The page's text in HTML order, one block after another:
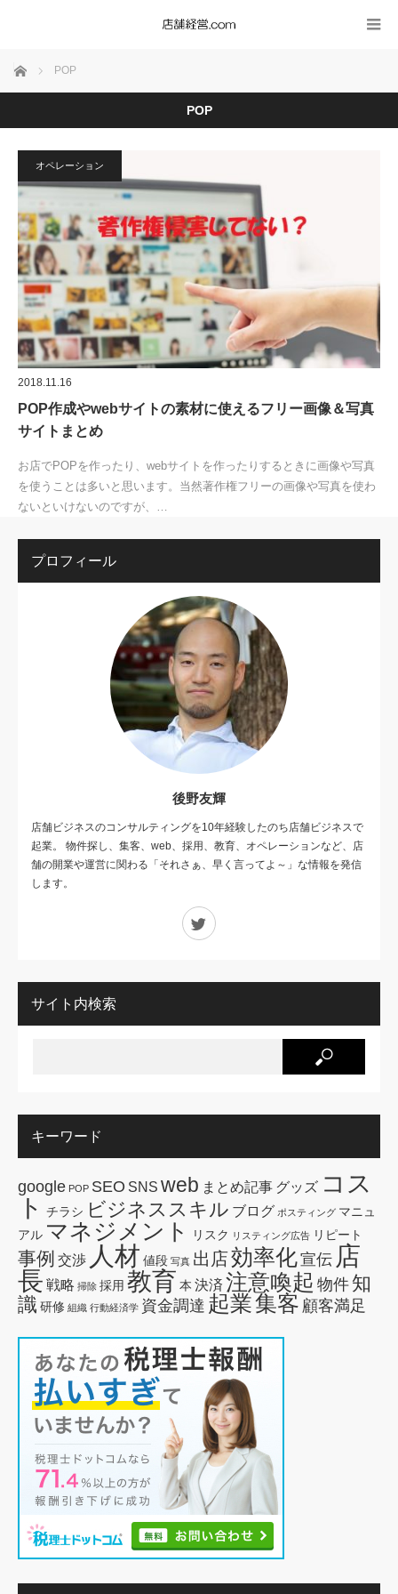
ホーム POP
POP
オペレーション
2018.11.16
POP作成やwebサイトの素材に使えるフリー画像＆写真
サイトまとめ
お店でPOPを作ったり、webサイトを作ったりするときに画像や写真
を使うことは多いと思います。当然著作権フリーの画像や写真を使わ
ないといけないのですが、…
プロフィール
後野友輝
店舗ビジネスのコンサルティングを10年経験したのち店舗ビジネスで
起業。 物件探し、集客、web、採用、教育、オペレーションなど、店
舗の開業や運営に関わる「それさぁ、早く言ってよ～」な情報を発信
します。
サイト内検索
キーワード
google POP SEO SNS web まとめ記事 グッズ コス
ト
チラシ ビジネススキル ブログ ポスティング マニュ
アル マネジメント リスク リスティング広告 リピート
事例 交渉 人材 値段 写真 出店効率化宣伝 店
長 戦略 掃除 採用 教育 本 決済 注意喚起 物件知
識 研修 組織 行動経済学 資金調達 起業集客 顧客満足